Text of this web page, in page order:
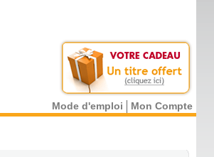
Mode d'emploi Mon Compte